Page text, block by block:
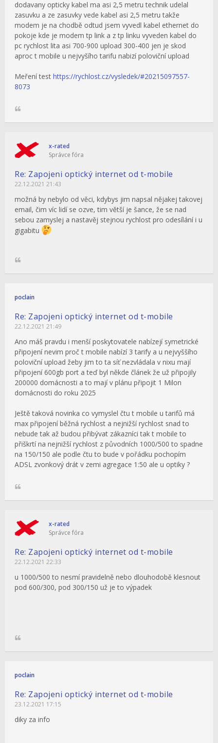
dodavany opticky kabel ma asi 2,5 metru technik udelal
zasuvku a ze zasuvky vede kabel asi 2,5 metru takže
modem je na chodbě odtud jsem vyvedl kabel ethernet do
pokoje kde je modem tp link a z tp linku vyveden kabel do
pc rychlost lita asi 700-900 upload 300-400 jen je skod
aproc t mobile u nejvyšího tarifu nabizí poloviční upload
Meření test https://rychlost.cz/vysledek/#20215097557-
8073
x-rated
Správce fóra
Re: Zapojeni optický internet od t-mobile
22.12.2021 21:43
možná by nebylo od věci, kdybys jim napsal nějakej takovej
email, čim víc lidí se ozve, tim větší je šance, že se nad
sebou zamyslej a nastavěj stejnou rychlost pro odesílání i u
gigabitu
poclain
Re: Zapojeni optický internet od t-mobile
22.12.2021 21:49
Ano máš pravdu i menší poskytovatele nabízejí symetrické
připojení nevim proč t mobile nabízí 3 tarify a u nejvyššího
poloviční upload žeby jim to ta síť nezvládala v nixu mají
připojení 600gb port a teď byl někde článek že už připojily
200000 domácnosti a to mají v plánu připojit 1 Milon
domácnosti do roku 2025
Ještě taková novinka co vymyslel čtu t mobile u tarifů má
max připojení běžná rychlost a nejnižší rychlost snad to
nebude tak až budou přibývat zákazníci tak t mobile to
přiškrtí na nejnižší rychlost z původních 1000/500 to spadne
na 150/150 ale podle čtu to bude v pořádku pochopím
ADSL zvonkový drát v zemi agregace 1:50 ale u optiky ?
x-rated
Správce fóra
Re: Zapojeni optický internet od t-mobile
22.12.2021 22:33
u 1000/500 to nesmí pravidelně nebo dlouhodobě klesnout
pod 600/300, pod 300/150 už je to výpadek
poclain
Re: Zapojeni optický internet od t-mobile
23.12.2021 17:15
diky za info